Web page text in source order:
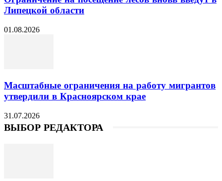
Липецкой области
01.08.2026
Масштабные ограничения на работу мигрантов
утвердили в Красноярском крае
31.07.2026
ВЫБОР РЕДАКТОРА